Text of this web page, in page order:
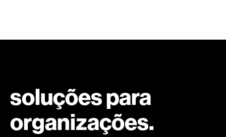
soluções para
organizações.